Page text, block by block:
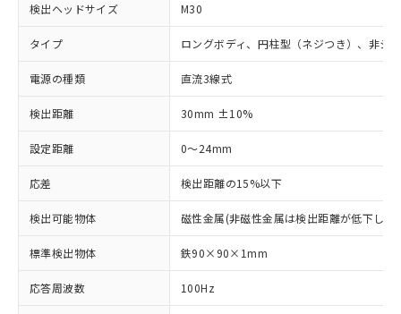
検出ヘッドサイズ M30
タイプ ロングボディ、円柱型（ネジつき）、非シ
電源の種類 直流3線式
検出距離 30mm ±10%
設定距離 0～24mm
応差 検出距離の15%以下
検出可能物体 磁性金属(非磁性金属は検出距離が低下しま
標準検出物体 鉄90×90×1mm
応答周波数 100Hz